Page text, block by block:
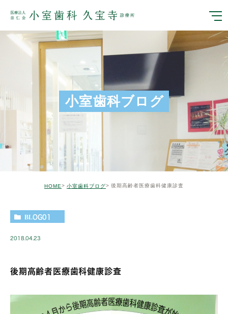
小室歯科ブログ
HOME 小室歯科ブログ 後期高齢者医療歯科健康診査
BLOG01
2018.04.23
後期高齢者医療歯科健康診査